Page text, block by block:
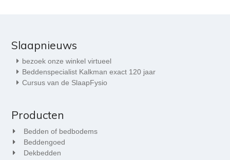
Slaapnieuws
bezoek onze winkel virtueel
Beddenspecialist Kalkman exact 120 jaar
Cursus van de SlaapFysio
Producten
Bedden of bedbodems
Beddengoed
Dekbedden